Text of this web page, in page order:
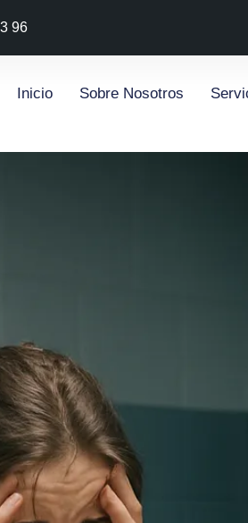
96
Inicio Sobre Nosotros